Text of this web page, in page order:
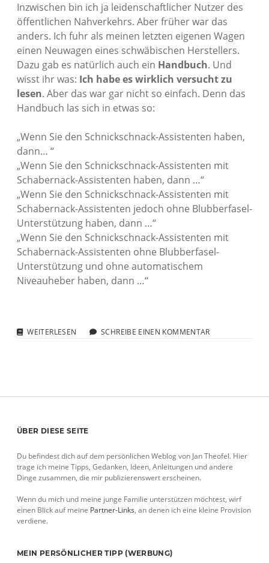
Inzwischen bin ich ja leidenschaftlicher Nutzer des
öffentlichen Nahverkehrs. Aber früher war das
anders. Ich fuhr als meinen letzten eigenen Wagen
einen Neuwagen eines schwäbischen Herstellers.
Dazu gab es natürlich auch ein Handbuch. Und
wisst ihr was: Ich habe es wirklich versucht zu
lesen. Aber das war gar nicht so einfach. Denn das
Handbuch las sich in etwas so:
„Wenn Sie den Schnickschnack-Assistenten haben,
dann… “
„Wenn Sie den Schnickschnack-Assistenten mit
Schabernack-Assistenten haben, dann …“
„Wenn Sie den Schnickschnack-Assistenten mit
Schabernack-Assistenten jedoch ohne Blubberfasel-
Unterstützung haben, dann …“
„Wenn Sie den Schnickschnack-Assistenten mit
Schabernack-Assistenten ohne Blubberfasel-
Unterstützung und ohne automatischem
Niveauheber haben, dann …“
WEITERLESEN WENN
PASST
SCHREIBE EINEN KOMMENTAR
Sidebar
ÜBER DIESE SEITE
Du befindest dich auf dem persönlichen Weblog von Jan Theofel. Hier
trage ich meine Tipps, Gedanken, Ideen, Anleitungen und andere
Dinge zusammen, die mir publizierenswert erscheinen.
Wenn du mich und meine junge Familie unterstützen möchtest, wirf
einen Blick auf meine Partner-Links, an denen ich eine kleine Provision
verdiene.
MEIN PERSÖNLICHER TIPP (WERBUNG)